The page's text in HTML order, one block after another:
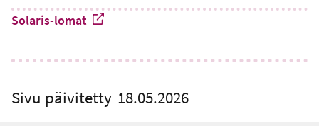
Solaris-lomat
Sivu päivitetty 18.05.2026